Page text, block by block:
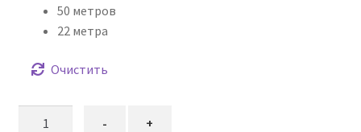
50 метров
22 метра
Очистить
- +